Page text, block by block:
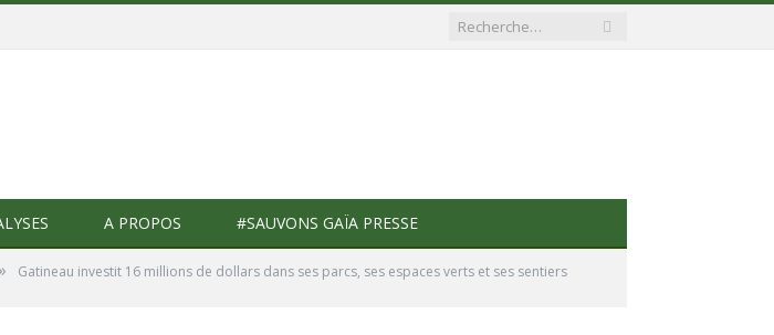
A PROPOS #SAUVONS GAÏA PRESSE
Gatineau investit 16 millions de dollars dans ses parcs, ses espaces verts et ses sentiers